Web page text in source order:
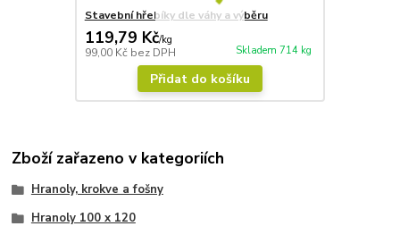
Stavební hřebíky dle váhy a výběru
119,79 Kč/kg
99,00 Kč bez DPH Skladem 714 kg
Přidat do košíku
Zboží zařazeno v kategoriích
Hranoly, krokve a fošny
Hranoly 100 x 120